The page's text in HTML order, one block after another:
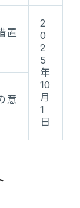
置
2
0
2
5
年
10
月
1
日
意